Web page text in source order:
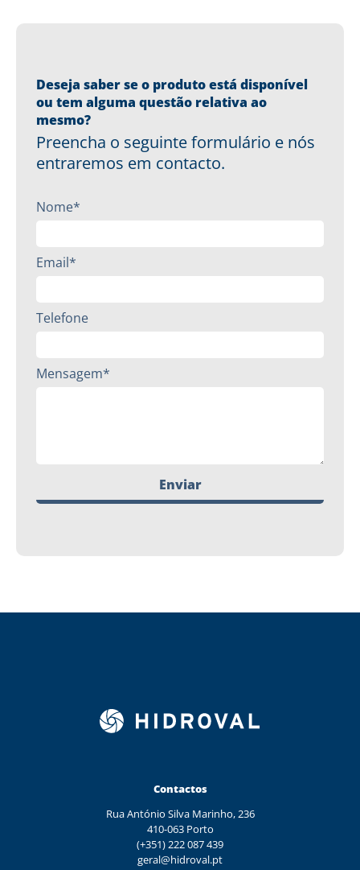
Deseja saber se o produto está disponível
ou tem alguma questão relativa ao
mesmo?
Preencha o seguinte formulário e nós
entraremos em contacto.
Nome*
Email*
Telefone
Mensagem*
Enviar
Contactos
Rua António Silva Marinho, 236
410-063 Porto
(+351) 222 087 439
geral@hidroval.pt